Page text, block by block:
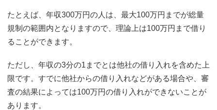
たとえば、年収300万円の人は、最大100万円までが総量
規制の範囲内となりますので、理論上は100万円まで借り
ることができます。
ただし、年収の3分の1までとは他社の借り入れを含めた上
限です。すでに他社からの借り入れなどがある場合や、審
査の結果によっては100万円の借り入れができないことが
あります。